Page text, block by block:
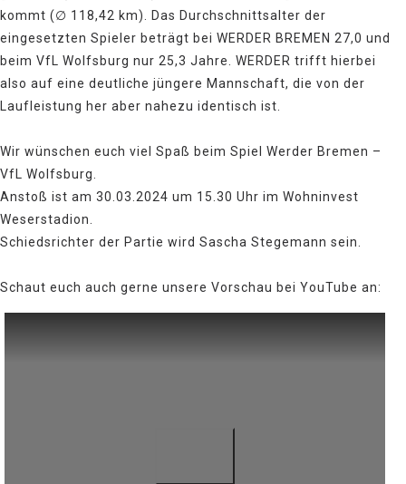
kommt (∅ 118,42 km). Das Durchschnittsalter der
eingesetzten Spieler beträgt bei WERDER BREMEN 27,0 und
beim VfL Wolfsburg nur 25,3 Jahre. WERDER trifft hierbei
also auf eine deutliche jüngere Mannschaft, die von der
Laufleistung her aber nahezu identisch ist.
Wir wünschen euch viel Spaß beim Spiel Werder Bremen –
VfL Wolfsburg.
Anstoß ist am 30.03.2024 um 15.30 Uhr im Wohninvest
Weserstadion.
Schiedsrichter der Partie wird Sascha Stegemann sein.
Schaut euch auch gerne unsere Vorschau bei YouTube an: